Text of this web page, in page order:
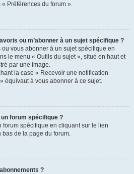
« Préférences du forum ».
ou m’abonner à un sujet spécifique ?
vous abonner à un sujet spécifique en
le menu « Outils du sujet », situé en haut et
par une image.
la case « Recevoir une notification
équivaut à vous abonner à ce sujet.
forum spécifique ?
forum spécifique en cliquant sur le lien
bas de la page du forum.
?